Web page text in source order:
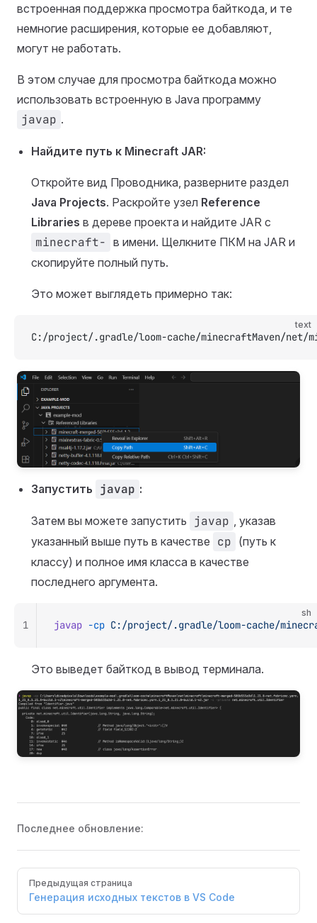
встроенная поддержка просмотра байткода, и те
немногие расширения, которые ее добавляют,
могут не работать.
В этом случае для просмотра байткода можно
использовать встроенную в Java программу
javap .
Найдите путь к Minecraft JAR:
Откройте вид Проводника, разверните раздел
Java Projects. Раскройте узел Reference
Libraries в дереве проекта и найдите JAR с
minecraft- в имени. Щелкните ПКМ на JAR и
скопируйте полный путь.
Это может выглядеть примерно так:
text
C:/project/.gradle/loom-cache/minecraftMaven/net/
Запустить javap :
Затем вы можете запустить javap , указав
указанный выше путь в качестве cp (путь к
классу) и полное имя класса в качестве
последнего аргумента.
sh
javap -cp C:/project/.gradle/loom-cache/
1
Это выведет байткод в вывод терминала.
Последнее обновление:
Pager
Предыдущая страница
Генерация исходных текстов в VS Code